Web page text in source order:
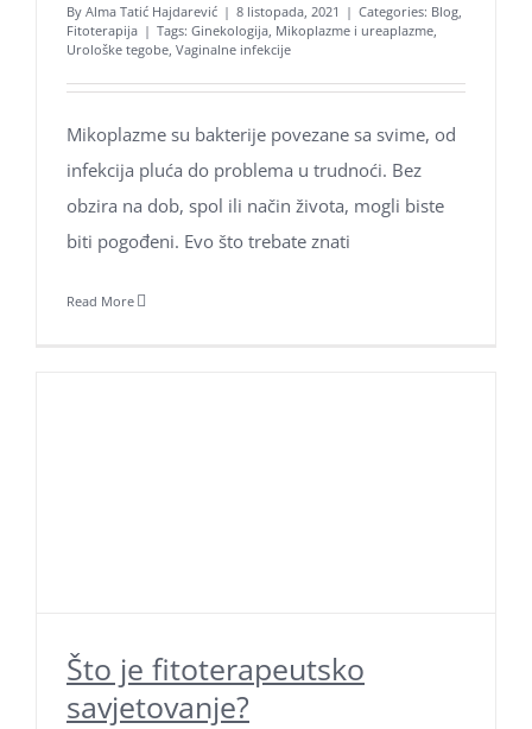
By Alma Tatić Hajdarević | 8 listopada, 2021 | Categories: Blog
Fitoterapija | Tags: Ginekologija Mikoplazme i ureaplazme
Urološke tegobe Vaginalne infekcije
Mikoplazme su bakterije povezane sa svime, od
infekcija pluća do problema u trudnoći. Bez
obzira na dob, spol ili način života, mogli biste
biti pogođeni. Evo što trebate znati
Read More
Što je fitoterapeutsko
savjetovanje?